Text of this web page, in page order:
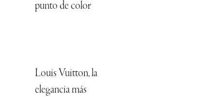
punto de color
Louis Vuitton, la
elegancia más